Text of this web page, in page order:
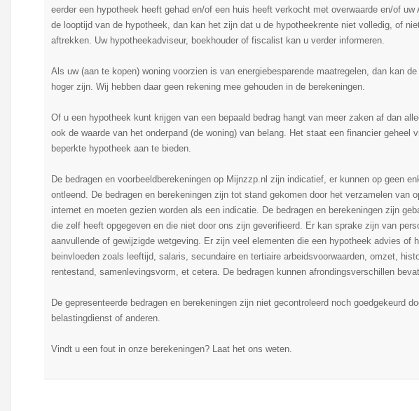
eerder een hypotheek heeft gehad en/of een huis heeft verkocht met overwaarde en/of
de looptijd van de hypotheek, dan kan het zijn dat u de hypotheekrente niet volledig, of
aftrekken. Uw hypotheekadviseur, boekhouder of fiscalist kan u verder informeren.
Als uw (aan te kopen) woning voorzien is van energiebesparende maatregelen, dan kan
hoger zijn. Wij hebben daar geen rekening mee gehouden in de berekeningen.
Of u een hypotheek kunt krijgen van een bepaald bedrag hangt van meer zaken af dan
ook de waarde van het onderpand (de woning) van belang. Het staat een financier geheel
beperkte hypotheek aan te bieden.
De bedragen en voorbeeldberekeningen op Mijnzzp.nl zijn indicatief, er kunnen op geen
ontleend. De bedragen en berekeningen zijn tot stand gekomen door het verzamelen van
internet en moeten gezien worden als een indicatie. De bedragen en berekeningen zijn
die zelf heeft opgegeven en die niet door ons zijn geverifieerd. Er kan sprake zijn van
aanvullende of gewijzigde wetgeving. Er zijn veel elementen die een hypotheek advies of
beinvloeden zoals leeftijd, salaris, secundaire en tertiaire arbeidsvoorwaarden, omzet,
rentestand, samenlevingsvorm, et cetera. De bedragen kunnen afrondingsverschillen
De gepresenteerde bedragen en berekeningen zijn niet gecontroleerd noch goedgekeurd
belastingdienst of anderen.
Vindt u een fout in onze berekeningen? Laat het ons weten.